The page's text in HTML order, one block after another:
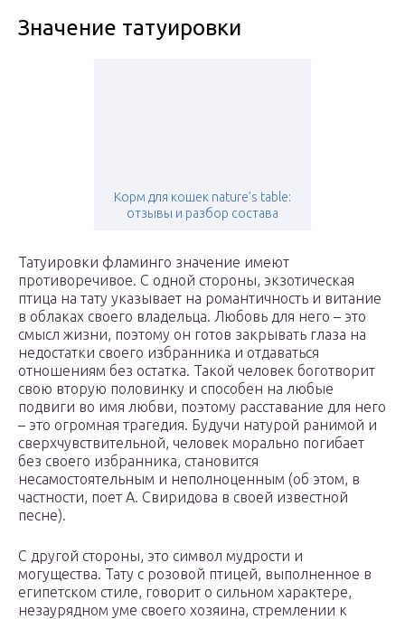
Значение татуировки
Корм для кошек nature’s table:
отзывы и разбор состава
Татуировки фламинго значение имеют
противоречивое. С одной стороны, экзотическая
птица на тату указывает на романтичность и витание
в облаках своего владельца. Любовь для него – это
смысл жизни, поэтому он готов закрывать глаза на
недостатки своего избранника и отдаваться
отношениям без остатка. Такой человек боготворит
свою вторую половинку и способен на любые
подвиги во имя любви, поэтому расставание для него
– это огромная трагедия. Будучи натурой ранимой и
сверхчувствительной, человек морально погибает
без своего избранника, становится
несамостоятельным и неполноценным (об этом, в
частности, поет А. Свиридова в своей известной
песне).
С другой стороны, это символ мудрости и
могущества. Тату с розовой птицей, выполненное в
египетском стиле, говорит о сильном характере,
незаурядном уме своего хозяина, стремлении к